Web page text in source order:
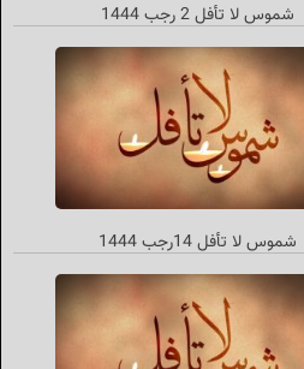
شموس لا تأفل 2 رجب 1444
شموس لا تأفل 14رجب 1444